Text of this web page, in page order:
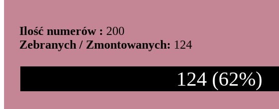
Ilość numerów : 200
Zebranych / Zmontowanych: 124
124 (62%)